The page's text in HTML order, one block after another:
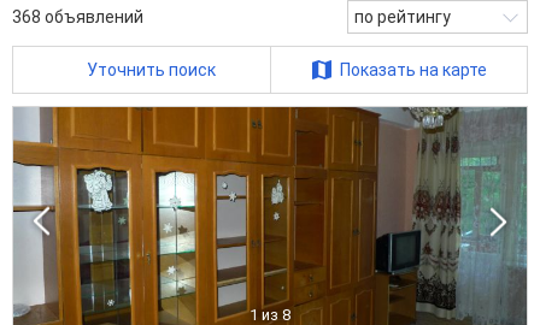
368 объявлений по рейтингу
Уточнить поиск Показать на карте
1 из 8